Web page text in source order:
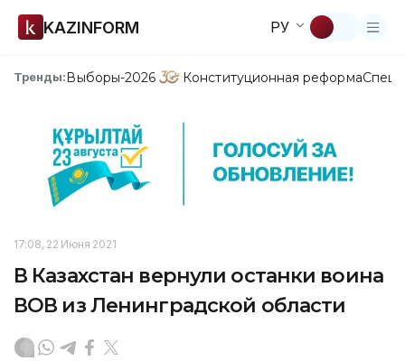
KAZINFORM РУ
Тренды:Выборы-2026 Конституционная реформа
17:08, 22 Июня 2021
В Казахстан вернули останки воина
ВОВ из Ленинградской области